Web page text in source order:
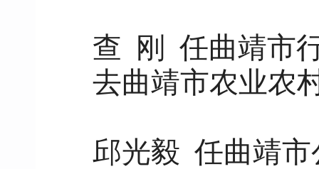
查 刚 任曲靖市
去曲靖市农业农
邱光毅 任曲靖市